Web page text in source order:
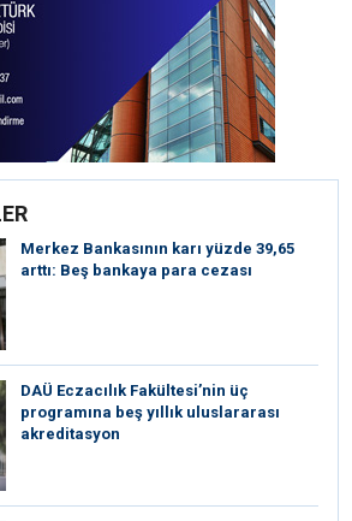
Merkez Bankasının karı yüzde 39,65
arttı: Beş bankaya para cezası
DAÜ Eczacılık Fakültesi’nin üç
programına beş yıllık uluslararası
akreditasyon